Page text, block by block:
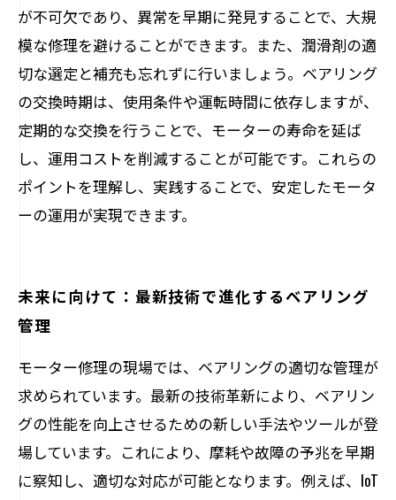
が不可欠であり、異常を早期に発見することで、大規
模な修理を避けることができます。また、潤滑剤の適
切な選定と補充も忘れずに行いましょう。ベアリング
の交換時期は、使用条件や運転時間に依存しますが、
定期的な交換を行うことで、モーターの寿命を延ば
し、運用コストを削減することが可能です。これらの
ポイントを理解し、実践することで、安定したモータ
ーの運用が実現できます。
未来に向けて：最新技術で進化するベアリング
管理
モーター修理の現場では、ベアリングの適切な管理が
求められています。最新の技術革新により、ベアリン
グの性能を向上させるための新しい手法やツールが登
場しています。これにより、摩耗や故障の予兆を早期
に察知し、適切な対応が可能となります。例えば、IoT